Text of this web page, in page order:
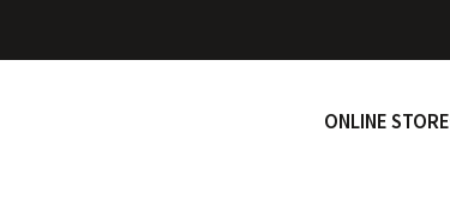
ONLINE STORE